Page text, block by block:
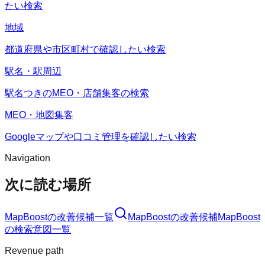
たい検索
地域
都道府県や市区町村で確認したい検索
駅名・駅周辺
駅名つきのMEO・店舗集客の検索
MEO・地図集客
Googleマップや口コミ管理を確認したい検索
Navigation
次に読む場所
MapBoostの改善候補一覧 MapBoostの改善候補MapBoost
の検索意図一覧
Revenue path